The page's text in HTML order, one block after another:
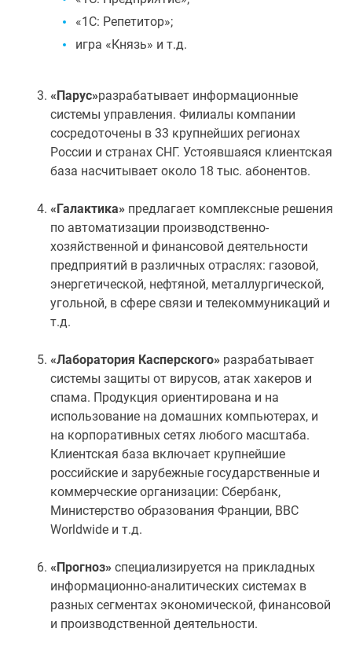
«1С: Репетитор»;
игра «Князь» и т.д.
«Парус»разрабатывает информационные
системы управления. Филиалы компании
сосредоточены в 33 крупнейших регионах
России и странах СНГ. Устоявшаяся клиентская
база насчитывает около 18 тыс. абонентов.
«Галактика» предлагает комплексные решения
по автоматизации производственно-
хозяйственной и финансовой деятельности
предприятий в различных отраслях: газовой,
энергетической, нефтяной, металлургической,
угольной, в сфере связи и телекоммуникаций и
т.д.
«Лаборатория Касперского» разрабатывает
системы защиты от вирусов, атак хакеров и
спама. Продукция ориентирована и на
использование на домашних компьютерах, и
на корпоративных сетях любого масштаба.
Клиентская база включает крупнейшие
российские и зарубежные государственные и
коммерческие организации: Сбербанк,
Министерство образования Франции, BBC
Worldwide и т.д.
«Прогноз» специализируется на прикладных
информационно-аналитических системах в
разных сегментах экономической, финансовой
и производственной деятельности.